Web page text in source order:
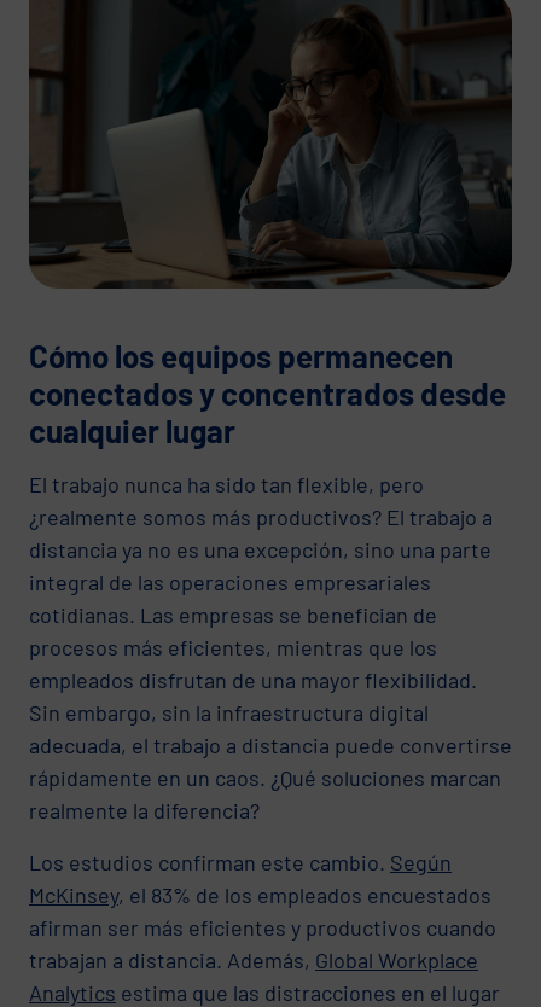
Cómo los equipos permanecen
conectados y concentrados desde
cualquier lugar
El trabajo nunca ha sido tan flexible, pero
¿realmente somos más productivos? El trabajo a
distancia ya no es una excepción, sino una parte
integral de las operaciones empresariales
cotidianas. Las empresas se benefician de
procesos más eficientes, mientras que los
empleados disfrutan de una mayor flexibilidad.
Sin embargo, sin la infraestructura digital
adecuada, el trabajo a distancia puede convertirse
rápidamente en un caos. ¿Qué soluciones marcan
realmente la diferencia?
Los estudios confirman este cambio. Según
McKinsey, el 83% de los empleados encuestados
afirman ser más eficientes y productivos cuando
trabajan a distancia. Además, Global Workplace
Analytics estima que las distracciones en el lugar